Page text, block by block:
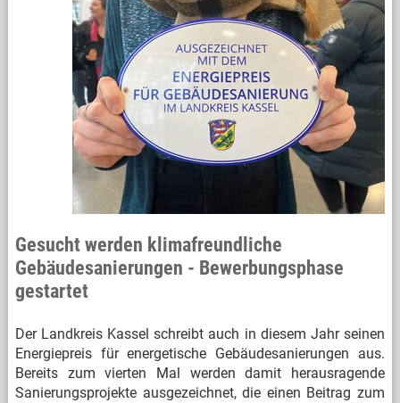
Gesucht werden klimafreundliche
Gebäudesanierungen - Bewerbungsphase
gestartet
Der Landkreis Kassel schreibt auch in diesem Jahr seinen
Energiepreis für energetische Gebäudesanierungen aus.
Bereits zum vierten Mal werden damit herausragende
Sanierungsprojekte ausgezeichnet, die einen Beitrag zum